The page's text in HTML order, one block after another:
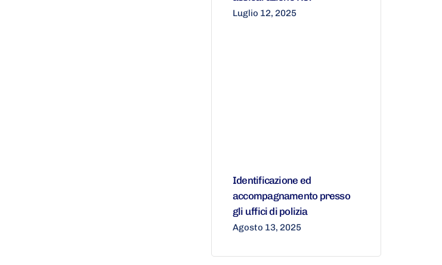
Luglio 12, 2025
Identificazione ed
accompagnamento presso
gli uffici di polizia
Agosto 13, 2025